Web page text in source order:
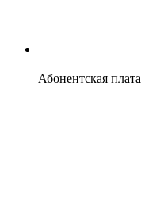
Абонентская плата